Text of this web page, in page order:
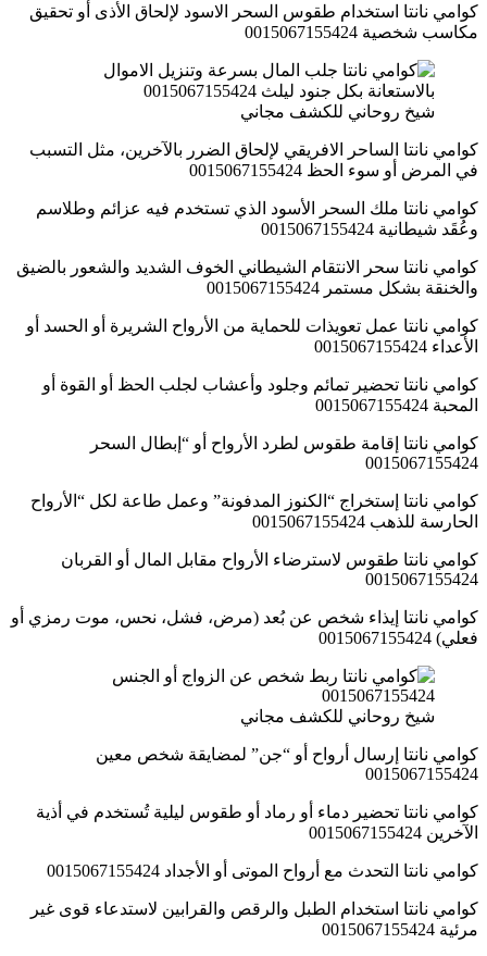
كوامي نانتا استخدام طقوس السحر الاسود لإلحاق الأذى أو تحقيق
مكاسب شخصية 0015067155424
شيخ روحاني للكشف مجاني
كوامي نانتا الساحر الافريقي لإلحاق الضرر بالآخرين، مثل التسبب
في المرض أو سوء الحظ 0015067155424
كوامي نانتا ملك السحر الأسود الذي تستخدم فيه عزائم وطلاسم
وعُقَد شيطانية 0015067155424
كوامي نانتا سحر الانتقام الشيطاني الخوف الشديد والشعور بالضيق
والخنقة بشكل مستمر 0015067155424
كوامي نانتا عمل تعويذات للحماية من الأرواح الشريرة أو الحسد أو
الأعداء 0015067155424
كوامي نانتا تحضير تمائم وجلود وأعشاب لجلب الحظ أو القوة أو
المحبة 0015067155424
كوامي نانتا إقامة طقوس لطرد الأرواح أو “إبطال السحر
0015067155424
كوامي نانتا إستخراج “الكنوز المدفونة” وعمل طاعة لكل “الأرواح
الحارسة للذهب 0015067155424
كوامي نانتا طقوس لاسترضاء الأرواح مقابل المال أو القربان
0015067155424
كوامي نانتا إيذاء شخص عن بُعد (مرض، فشل، نحس، موت رمزي أو
فعلي) 0015067155424
شيخ روحاني للكشف مجاني
كوامي نانتا إرسال أرواح أو “جن” لمضايقة شخص معين
0015067155424
كوامي نانتا تحضير دماء أو رماد أو طقوس ليلية تُستخدم في أذية
الآخرين 0015067155424
كوامي نانتا التحدث مع أرواح الموتى أو الأجداد 0015067155424
كوامي نانتا استخدام الطبل والرقص والقرابين لاستدعاء قوى غير
مرئية 0015067155424